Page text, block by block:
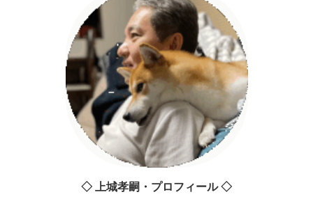
◇ 上城孝嗣・プロフィール ◇